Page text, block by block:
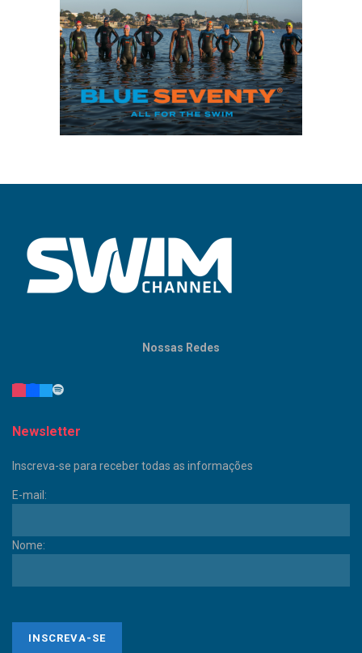
Nossas Redes
Newsletter
Inscreva-se para receber todas as informações
E-mail:
Nome: